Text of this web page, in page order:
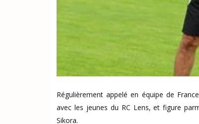
Régulièrement appelé en équipe de
avec les jeunes du RC Lens, et figure
Sikora.